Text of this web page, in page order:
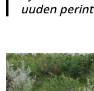
uuden